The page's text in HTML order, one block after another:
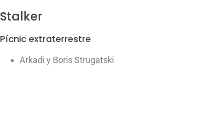
Stalker
Pícnic extraterrestre
Arkadi y Boris Strugatski